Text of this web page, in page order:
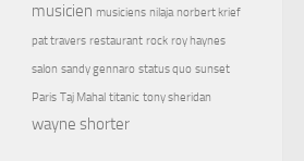
musicien musiciens nilaja norbert krief
pat travers restaurant rock roy haynes
salon sandy gennaro status quo sunset
Paris Taj Mahal titanic tony sheridan
wayne shorter